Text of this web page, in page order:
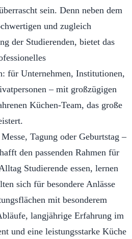
sein. Denn neben dem
und zugleich
der Studierenden, bietet das
für Unternehmen, Institutionen,
– mit großzügigen
Küchen-Team, das große
Tagung oder Geburtstag –
den passenden Rahmen für
Studierende essen, lernen
sich für besondere Anlässe
mit besonderem
langjährige Erfahrung im
und eine leistungsstarke Küche